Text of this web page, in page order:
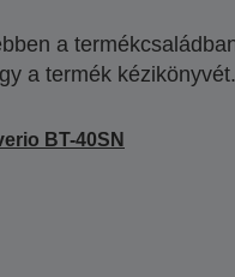
a
a termék kézikönyvét.
BT-40SN